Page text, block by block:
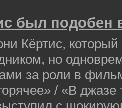
был подобен
Кёртис, который
но
за роли в
/ «В